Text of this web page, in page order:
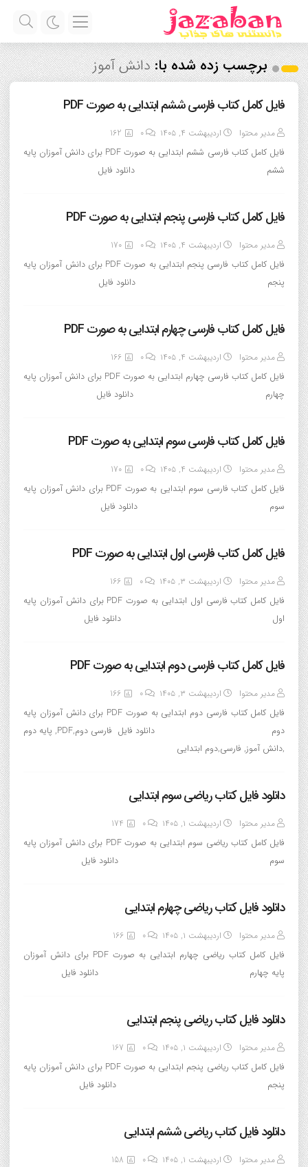
برچسب زده شده با:دانش آموز
فایل کامل کتاب فارسی ششم ابتدایی به صورت PDF
مدیر محتوا اردیبهشت ۴, ۱۴۰۵ 0
162
فایل کامل کتاب فارسی ششم ابتدایی به صورت PDF برای دانش آموزان پایه
ششم دانلود فایل
فایل کامل کتاب فارسی پنجم ابتدایی به صورت PDF
مدیر محتوا اردیبهشت ۴, ۱۴۰۵ 0
170
فایل کامل کتاب فارسی پنجم ابتدایی به صورت PDF برای دانش آموزان پایه
پنجم دانلود فایل
فایل کامل کتاب فارسی چهارم ابتدایی به صورت PDF
مدیر محتوا اردیبهشت ۴, ۱۴۰۵ 0
166
فایل کامل کتاب فارسی چهارم ابتدایی به صورت PDF برای دانش آموزان پایه
چهارم دانلود فایل
فایل کامل کتاب فارسی سوم ابتدایی به صورت PDF
مدیر محتوا اردیبهشت ۴, ۱۴۰۵ 0
170
فایل کامل کتاب فارسی سوم ابتدایی به صورت PDF برای دانش آموزان پایه
سوم دانلود فایل
فایل کامل کتاب فارسی اول ابتدایی به صورت PDF
مدیر محتوا اردیبهشت ۳, ۱۴۰۵ 0
166
فایل کامل کتاب فارسی اول ابتدایی به صورت PDF برای دانش آموزان پایه
اول دانلود فایل
فایل کامل کتاب فارسی دوم ابتدایی به صورت PDF
مدیر محتوا اردیبهشت ۳, ۱۴۰۵ 0
166
فایل کامل کتاب فارسی دوم ابتدایی به صورت PDF برای دانش آموزان پایه
دوم دانلود فایل فارسی دوم,PDF, پایه دوم
,دانش آموز, فارسی,دوم ابتدایی
دانلود فایل کتاب ریاضی سوم ابتدایی
مدیر محتوا اردیبهشت ۱, ۱۴۰۵ 0
174
فایل کامل کتاب ریاضی سوم ابتدایی به صورت PDF برای دانش آموزان پایه
سوم دانلود فایل
دانلود فایل کتاب ریاضی چهارم ابتدایی
مدیر محتوا اردیبهشت ۱, ۱۴۰۵ 0
166
فایل کامل کتاب ریاضی چهارم ابتدایی به صورت PDF برای دانش آموزان
پایه چهارم دانلود فایل
دانلود فایل کتاب ریاضی پنجم ابتدایی
مدیر محتوا اردیبهشت ۱, ۱۴۰۵ 0
167
فایل کامل کتاب ریاضی پنجم ابتدایی به صورت PDF برای دانش آموزان پایه
پنجم دانلود فایل
دانلود فایل کتاب ریاضی ششم ابتدایی
مدیر محتوا اردیبهشت ۱, ۱۴۰۵ 0
158